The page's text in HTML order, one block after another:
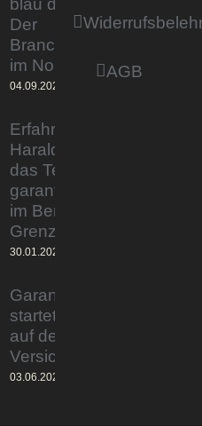
Der
Branchentag
im Norden
04.09.2023
Erfahrener Experte
Harald Wesely stärkt
das Team von
garantiertmehrnetto.de
im Bereich
Grenzgänger
30.01.2024
Garantiertmehrnetto.de®
startet Vermittlerplattform
auf deutschem
Versicherungsmarkt
03.06.2023
AGB